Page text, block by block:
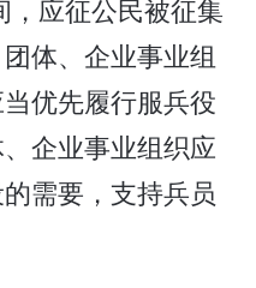
应征公民被征集
体、企业事业组
优先履行服兵役
企业事业组织应
需要，支持兵员